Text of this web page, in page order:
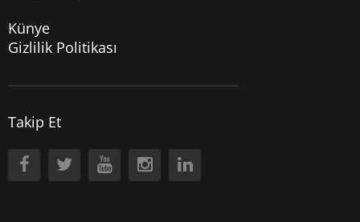
Künye
Gizlilik Politikası
Takip Et